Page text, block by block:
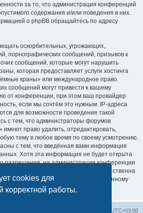
cookies для
корректной работы.
за то, что администрация конференций
содержания и/или поведения в них.
о phpBB обращайтесь по адресу
оскорбительных, угрожающих,
порнографических сообщений, призывов к
сообщений, которые могут нарушить
которая предоставляет услуги хостинга
краны» или международное право.
сообщений могут привести к вашему
от конференции, при этом ваш провайдер
если мы сочтём это нужным. IP-адреса
для возможности проведения такой
с тем, что администраторы форумов
право удалить, отредактировать,
тему в любое время по своему усмотрению.
с тем, что введённая вами информация
Хотя эта информация не будет открыта
разрешения, ни администрация конференции
ни phpBB Limited не может быть ответственна
могут привести к несанкционированному
UTC+03:00